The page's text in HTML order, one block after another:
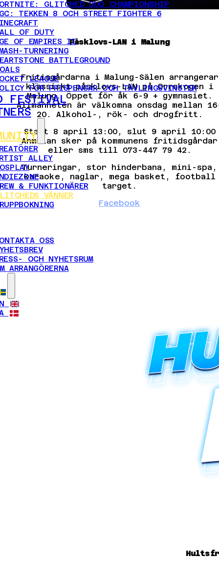
GLITCHED DUO CHAMPIONSHIP
TEKKEN 8 OCH STREET FIGHTER 6
OF DUTY
OF EMPIRES II
TURNERING
BATTLEGROUND
LEAGUE
FÖR PRISPENGAR OCH TÄVLINGSVINSTER
FESTIVAL
ALLEY
& FUNKTIONÄRER
VÄNNER
OSS
OCH NYHETSRUM
ARRANGÖRERNA
Påsklovs-LAN i Malung
Fritisgårdarna i Malung-Sälen arrangerar
klassiskt påsklovs-LAN på Orrskogen i
Malung. Öppet för åk 6-9 + gymnasiet.
Allmänheten är välkomna onsdag mellan
20. Alkohol-, rök- och drogfritt.
Start 8 april 13:00, slut 9 april 10:00
Anmälan sker på kommunens fritidsgårdar
eller sms till 073-447 79 42.
Turneringar, stor hinderbana, mini-spa,
karaoke, naglar, mega basket, football
target.
Facebook